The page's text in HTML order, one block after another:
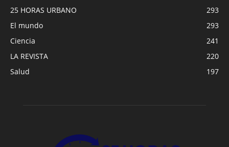
25 HORAS URBANO
293
El mundo
293
Ciencia
241
LA REVISTA
220
Salud
197